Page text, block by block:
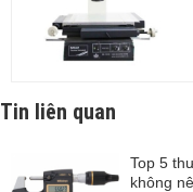
Tin liên quan
Top 5
không